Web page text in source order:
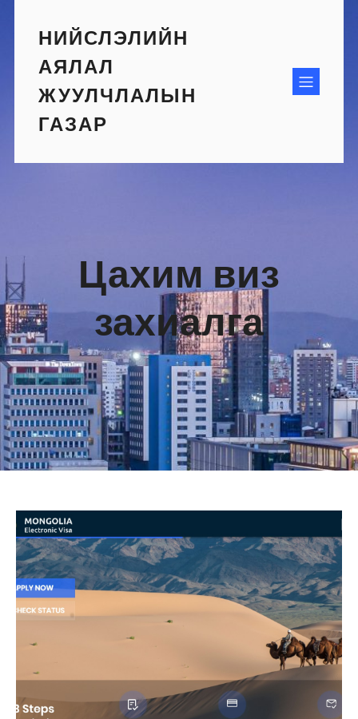
contentНИЙСЛЭЛИЙН
АЯЛАЛ
ЖУУЛЧЛАЛЫН
ГАЗАР
Цахим виз
захиалга